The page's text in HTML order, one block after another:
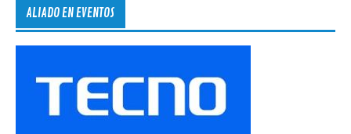
ALIADO EN EVENTOS